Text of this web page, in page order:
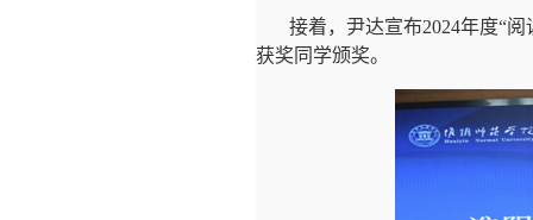
接着，尹达宣布2024年度“阅
获奖同学颁奖。